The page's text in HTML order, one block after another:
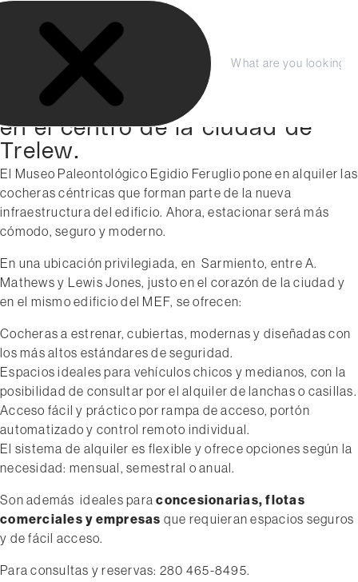
a
l
c
o
n
t
e
n
i
d
a
r
c
LA FUNDACIÓN
COLECCIÓN
Compra tu entrada aquí
Planeá tu Visita
enero 2026
EL MEF alquila cocheras
cubiertas en sus instalaciones
en el centro de la ciudad de
Trelew.
El Museo Paleontológico Egidio Feruglio pone en alquiler las
cocheras céntricas que forman parte de la nueva
infraestructura del edificio. Ahora, estacionar será más
cómodo, seguro y moderno.
En una ubicación privilegiada, en Sarmiento, entre A.
Mathews y Lewis Jones, justo en el corazón de la ciudad y
en el mismo edificio del MEF, se ofrecen:
Cocheras a estrenar, cubiertas, modernas y diseñadas con
los más altos estándares de seguridad.
Espacios ideales para vehículos chicos y medianos, con la
posibilidad de consultar por el alquiler de lanchas o casillas.
Acceso fácil y práctico por rampa de acceso, portón
automatizado y control remoto individual.
El sistema de alquiler es flexible y ofrece opciones según la
necesidad: mensual, semestral o anual.
Son además ideales paraconcesionarias, flotas
comerciales y empresas que requieran espacios seguros
y de fácil acceso.
Para consultas y reservas: 280 465-8495.